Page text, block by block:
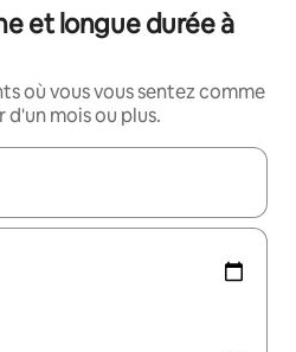
et longue durée à
où vous vous sentez comme
d'un mois ou plus.
utilisez les flèches vers le